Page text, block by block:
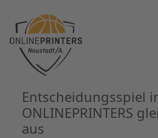
Entscheidungsspiel
ONLINEPRINTERS
aus